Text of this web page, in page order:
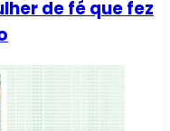
de fé que fez